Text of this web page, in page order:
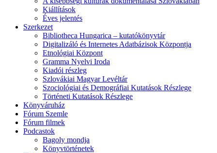
Kiállítások
Éves jelentés
Szerkezet
Bibliotheca Hungarica – kutatókönyvtár
Digitalizáló és Internetes Adatbázisok Központja
Etnológiai Központ
Gramma Nyelvi Iroda
Kiadói részleg
Szlovákiai Magyar Levéltár
Szociológiai és Demográfiai Kutatások Részlege
Történeti Kutatások Részlege
Könyváruház
Fórum Szemle
Fórum filmek
Podcastok
Bagoly mondja
Könyvtörténetek